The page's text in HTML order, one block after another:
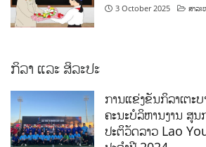
3 October 2025 ສາລ
ກິລາ ແລະ ສິລະປະ
ການແຂ່ງຂັນກິລາເຕະ
ຄະນະບໍລິຫານງານ ສູ
ປະຕິວັດລາວ Lao